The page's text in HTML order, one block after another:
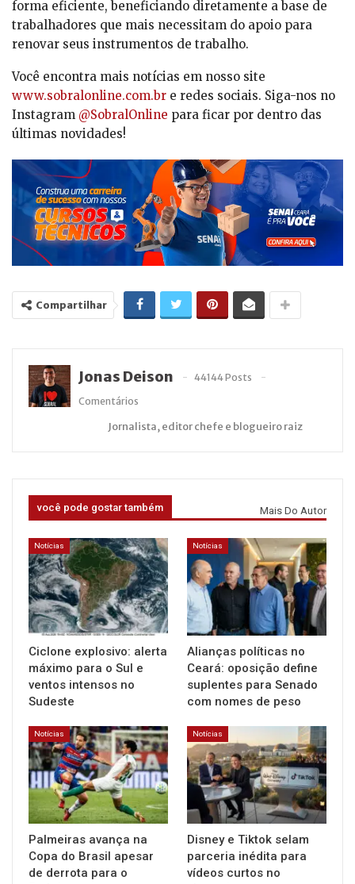
forma eficiente, beneficiando diretamente a base de
trabalhadores que mais necessitam do apoio para
renovar seus instrumentos de trabalho.
Você encontra mais notícias em nosso site
www.sobralonline.com.br e redes sociais. Siga-nos no
Instagram @SobralOnline para ficar por dentro das
últimas novidades!
Compartilhar
Jonas Deison
44144 Posts
Comentários
Jornalista, editor chefe e blogueiro raiz
você pode gostar também Mais Do Autor
Notícias
Ciclone explosivo: alerta
máximo para o Sul e
ventos intensos no
Sudeste
Notícias
Alianças políticas no
Ceará: oposição define
suplentes para Senado
com nomes de peso
Notícias
Palmeiras avança na
Copa do Brasil apesar
de derrota para o
Notícias
Disney e Tiktok selam
parceria inédita para
vídeos curtos no